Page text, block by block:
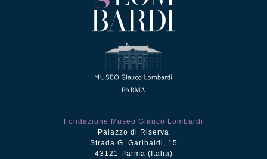
Fondazione Museo Glauco Lombardi
Palazzo di Riserva
Strada G. Garibaldi, 15
43121 Parma (Italia)